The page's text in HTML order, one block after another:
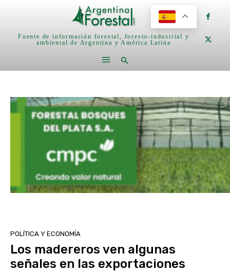
Fuente de información forestal, foresto-industrial y
ambiental de Argentina y América Latina
POLÍTICA Y ECONOMÍA
Los madereros ven algunas
señales en las exportaciones